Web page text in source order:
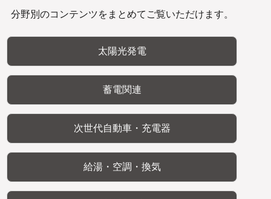
分野別のコンテンツをまとめてご覧いただけます。
太陽光発電
蓄電関連
次世代自動車・充電器
給湯・空調・換気